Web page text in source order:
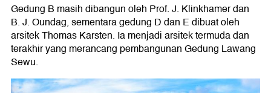
Gedung B masih dibangun oleh Prof. J. Klinkhamer dan
B. J. Oundag, sementara gedung D dan E dibuat oleh
arsitek Thomas Karsten. Ia menjadi arsitek termuda dan
terakhir yang merancang pembangunan Gedung Lawang
Sewu.